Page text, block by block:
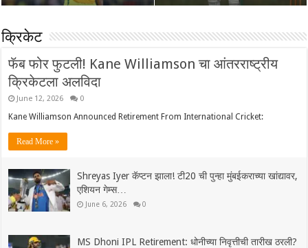
क्रिकेट
फॅब फोर फुटली! Kane Williamson चा आंतरराष्ट्रीय
क्रिकेटला अलविदा
June 12, 2026 0
Kane Williamson Announced Retirement From International Cricket:
Read More »
Shreyas Iyer कॅप्टन झाला! टी20 ची पुन्हा मुंबईकराच्या खांद्यावर,
एशियन गेम्स…
June 6, 2026 0
MS Dhoni IPL Retirement: धोनीच्या निवृत्तीची तारीख ठरली?